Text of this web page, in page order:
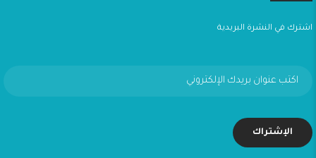
اشترك في النشرة البريدية